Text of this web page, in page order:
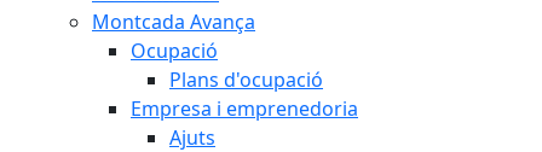
Montcada Avança
Ocupació
Plans d'ocupació
Empresa i emprenedoria
Ajuts